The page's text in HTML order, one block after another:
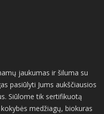
jaukumas ir šiluma su
pasiūlyti Jums aukščiausios
Siūlome tik sertifikuotą
medžiagų, biokuras